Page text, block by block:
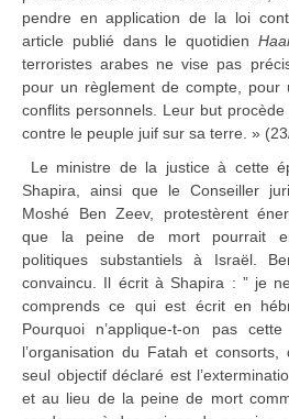
pendre en application de la loi
article publié dans le quotidien
terroristes arabes ne vise pas
pour un règlement de compte, pour
conflits personnels. Leur but procède
contre le peuple juif sur sa terre. »
Le ministre de la justice à cette
Shapira, ainsi que le Conseiller
Moshé Ben Zeev, protestèrent
que la peine de mort pourrait
politiques substantiels à Israël.
convaincu. Il écrit à Shapira : ” je
comprends ce qui est écrit en
Pourquoi n’applique-t-on pas
l’organisation du Fatah et
seul objectif déclaré est
et au lieu de la peine de mort